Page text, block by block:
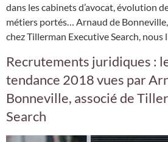
dans les cabinets d’avocat, évolution
métiers portés… Arnaud de
chez Tillerman Executive Search,
Recrutements juridiques :
tendance 2018 vues par
Bonneville, associé de
Search